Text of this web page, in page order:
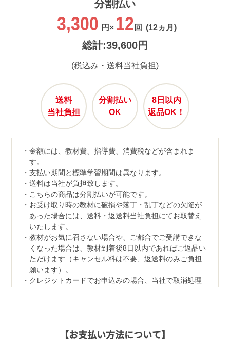
分割払い
3,300 円× 12 回 (12ヵ月)
総計:39,600円
(税込み・送料当社負担)
送料
当社負担
分割払い
OK
8日以内
返品OK！
金額には、教材費、指導費、消費税などが含まれま
す。
支払い期間と標準学習期間は異なります。
送料は当社が負担致します。
こちらの商品は分割払いが可能です。
お受け取り時の教材に破損や落丁・乱丁などの欠陥が
あった場合には、送料・返送料当社負担にてお取替え
いたします。
教材がお気に召さない場合や、ご都合でご受講できな
くなった場合は、教材到着後8日以内であればご返品い
ただけます（キャンセル料は不要、返送料のみご負担
願います）。
クレジットカードでお申込みの場合、当社で取消処理
〒350-1111【お支払い方法について】